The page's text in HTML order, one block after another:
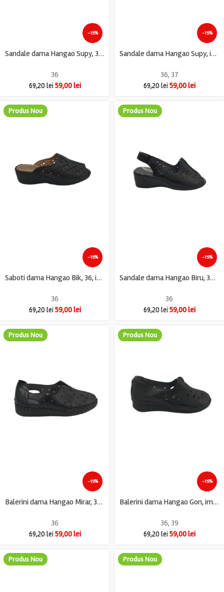
-15%
Sandale dama Hangao Supy, 36, imitatie de piele, negru
36
69,20lei 59,00lei
-15%
Sandale dama Hangao Supy, imitatie de piele, negru
36, 37
69,20lei 59,00lei
Produs Nou
-15%
Saboti dama Hangao Bik, 36, imitatie de piele, negru
36
69,20lei 59,00lei
Produs Nou
-15%
Sandale dama Hangao Biru, 36, imitatie de piele, negru
36
69,20lei 59,00lei
Produs Nou
-15%
Balerini dama Hangao Mirar, 36, imitatie de piele, negru
36
69,20lei 59,00lei
Produs Nou
-15%
Balerini dama Hangao Gon, imitatie de piele, negru
36, 39
69,20lei 59,00lei
Produs Nou Produs Nou